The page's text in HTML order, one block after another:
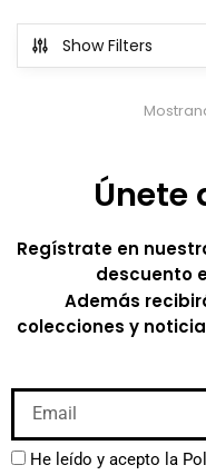
Show Filters
Únete
Regístrate en
descuento
Además
colecciones y
He leído y acepto la